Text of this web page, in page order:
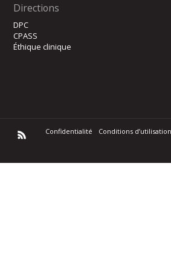
Directions
DPC
CPASS
Éthique clinique
Confidentialité Conditions d’utilisation